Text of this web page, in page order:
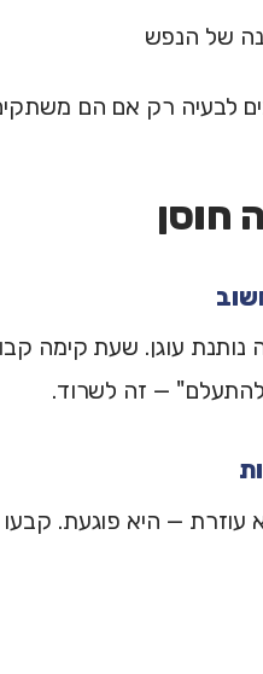
של הנפש
לבעיה רק אם הם
חוסן
עוגן. שעת קימה
— זה לשרוד.